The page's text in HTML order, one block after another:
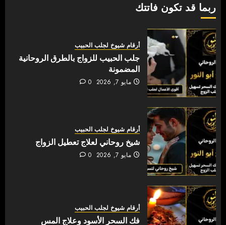
ربما قد تكون فاتتك
أرقام شيوخ لجلب الحبيب
جلب الحبيب للزواج بالطرق الروحانية
المضمونة
مايو 7, 2026 0
أرقام شيوخ لجلب الحبيب
شيخ روحاني لعلاج تعطيل الزواج
مايو 7, 2026 0
أرقام شيوخ لجلب الحبيب
فك السحر الأسود وعلاج المس